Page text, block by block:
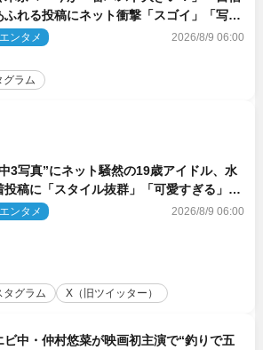
ふれる投稿にネット衝撃「スゴイ」「写真
を出して欲しい」
エンタメ 2026/8/9 06:00
グラム
3写真”にネット騒然の19歳アイドル、水
投稿に「スタイル抜群」「可愛すぎる」と
賛の声
エンタメ 2026/8/9 06:00
タグラム X（旧ツイッター）
ビ中・仲村悠菜が映画初主演で“釣りで五